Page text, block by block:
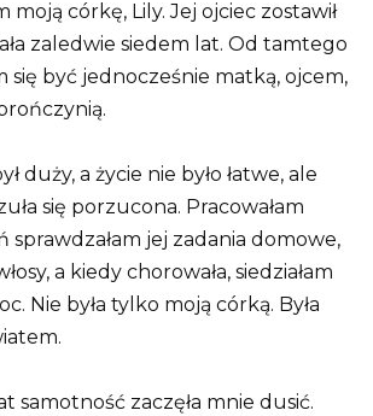
moją córkę, Lily. Jej ojciec zostawił
zaledwie siedem lat. Od tamtego
się być jednocześnie matką, ojcem,
duży, a życie nie było łatwe, ale
się porzucona. Pracowałam
sprawdzałam jej zadania domowe,
a kiedy chorowała, siedziałam
Nie była tylko moją córką. Była
samotność zaczęła mnie dusić.